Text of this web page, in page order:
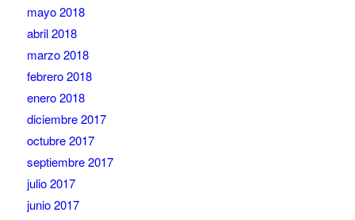
mayo 2018
abril 2018
marzo 2018
febrero 2018
enero 2018
diciembre 2017
octubre 2017
septiembre 2017
julio 2017
junio 2017